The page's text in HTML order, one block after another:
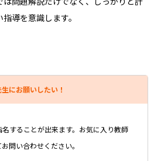
導を意識します。
にお願いしたい！
することが出来ます。お気に入り教師
問い合わせください。